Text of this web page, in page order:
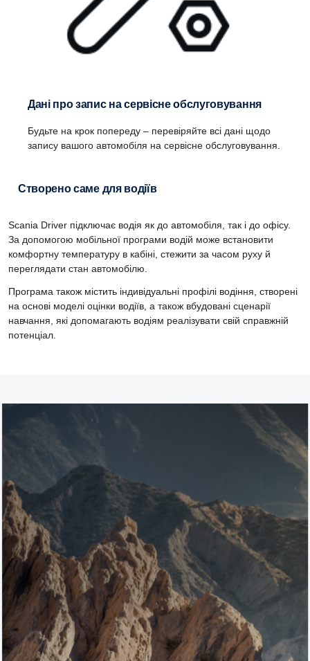
Дані про запис на сервісне обслуговування
Будьте на крок попереду – перевіряйте всі дані щодо
запису вашого автомобіля на сервісне обслуговування.
Створено саме для водіїв
Scania Driver підключає водія як до автомобіля, так і до офісу.
За допомогою мобільної програми водій може встановити
комфортну температуру в кабіні, стежити за часом руху й
переглядати стан автомобілю.
Програма також містить індивідуальні профілі водіння, створені
на основі моделі оцінки водіїв, а також вбудовані сценарії
навчання, які допомагають водіям реалізувати свій справжній
потенціал.